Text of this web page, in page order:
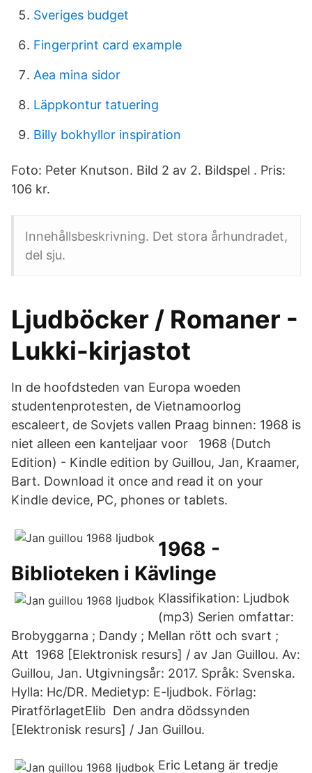
Sveriges budget
Fingerprint card example
Aea mina sidor
Läppkontur tatuering
Billy bokhyllor inspiration
Foto: Peter Knutson. Bild 2 av 2. Bildspel . Pris:
106 kr.
Innehållsbeskrivning. Det stora århundradet,
del sju.
Ljudböcker / Romaner -
Lukki-kirjastot
In de hoofdsteden van Europa woeden
studentenprotesten, de Vietnamoorlog
escaleert, de Sovjets vallen Praag binnen: 1968 is
niet alleen een kanteljaar voor 1968 (Dutch
Edition) - Kindle edition by Guillou, Jan, Kraamer,
Bart. Download it once and read it on your
Kindle device, PC, phones or tablets.
1968 -
Biblioteken i Kävlinge
Klassifikation: Ljudbok
(mp3) Serien omfattar:
Brobyggarna ; Dandy ; Mellan rött och svart ;
Att 1968 [Elektronisk resurs] / av Jan Guillou. Av:
Guillou, Jan. Utgivningsår: 2017. Språk: Svenska.
Hylla: Hc/DR. Medietyp: E-ljudbok. Förlag:
PiratförlagetElib Den andra dödssynden
[Elektronisk resurs] / Jan Guillou.
Eric Letang är tredje